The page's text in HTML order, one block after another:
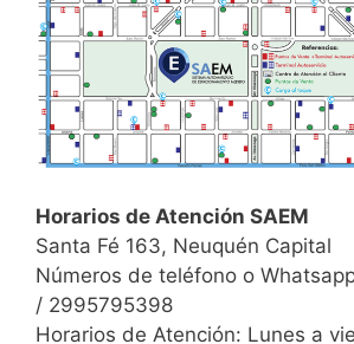
Horarios de Atención SAEM
Santa Fé 163, Neuquén Capital
Números de teléfono o
/ 2995795398
Horarios de Atención: Lunes a